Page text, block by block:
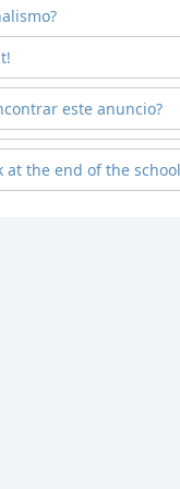
este anuncio?
at the end of the